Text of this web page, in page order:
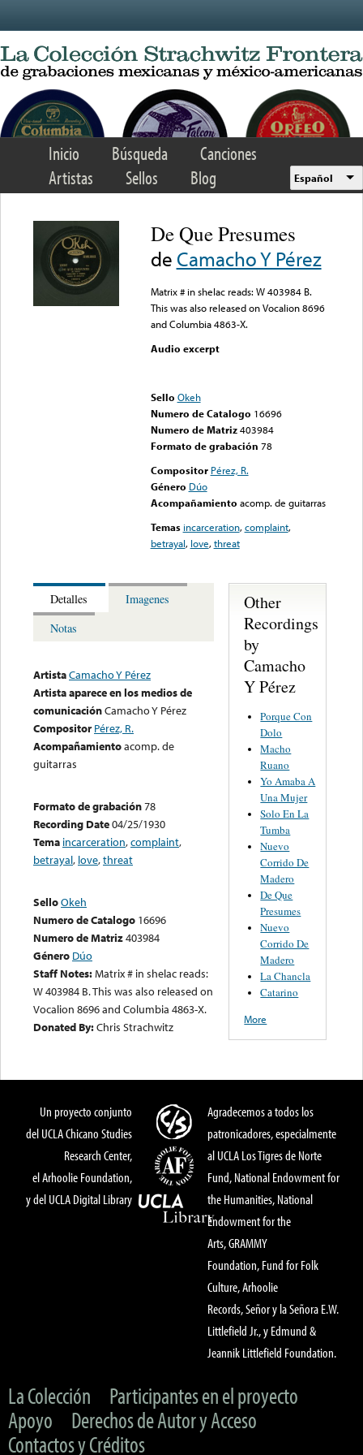
Inicio Búsqueda
Canciones
Artistas
Sellos Blog Español
De Que Presumes
de Camacho Y Pérez
Matrix # in shelac reads: W 403984 B.
This was also released on Vocalion 8696
and Columbia 4863-X.
Audio excerpt
Sello Okeh
Numero de Catalogo 16696
Numero de Matriz 403984
Formato de grabación 78
Compositor Pérez, R.
Género Dúo
Acompañamiento acomp. de guitarras
Temas incarceration,complaint,
betrayal, love,threat
Detalles
Imagenes
Notas
ArtistaCamacho Y Pérez
Artista aparece en los medios de
comunicaciónCamacho Y Pérez
Compositor Pérez, R.
Acompañamientoacomp. de
guitarras
Formato de grabación78
Recording Date04/25/1930
Tema incarceration,complaint,
betrayal, love,threat
SelloOkeh
Numero de Catalogo 16696
Numero de Matriz403984
Género Dúo
Staff Notes:Matrix # in shelac reads:
W 403984 B. This was also released on
Vocalion 8696 and Columbia 4863-X.
Donated By:Chris Strachwitz
Other
Recordings
by
Camacho
Y Pérez
Porque Con
Dolo
Macho
Ruano
Yo Amaba A
Una Mujer
Solo En La
Tumba
Nuevo
Corrido De
Madero
De Que
Presumes
Nuevo
Corrido De
Madero
La Chancla
Catarino
More
Un proyecto conjunto
del UCLA Chicano Studies
Research Center,
el Arhoolie Foundation,
y del UCLA Digital Library
Agradecemos a todos los
patronicadores, especialmente
al UCLA Los Tigres de Norte
Fund, National Endowment for
the Humanities, National
Endowment for the
Arts, GRAMMY
Foundation, Fund for Folk
Culture, Arhoolie
Records, Señor y la Señora E.W.
Littlefield Jr., y Edmund &
Jeannik Littlefield Foundation.
La Colección
Participantes en el proyecto
Apoyo
Derechos de Autor y Acceso
Contactos y Créditos